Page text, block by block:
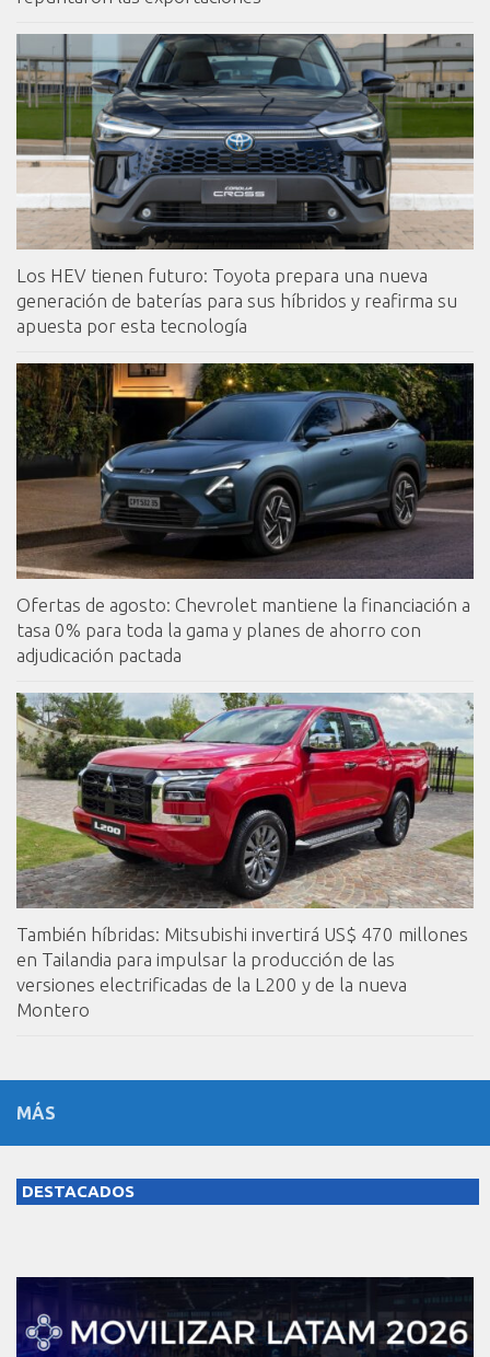
Los HEV tienen futuro: Toyota prepara una nueva
generación de baterías para sus híbridos y reafirma su
apuesta por esta tecnología
Ofertas de agosto: Chevrolet mantiene la financiación a
tasa 0% para toda la gama y planes de ahorro con
adjudicación pactada
También híbridas: Mitsubishi invertirá US$ 470 millones
en Tailandia para impulsar la producción de las
versiones electrificadas de la L200 y de la nueva
Montero
MÁS
DESTACADOS